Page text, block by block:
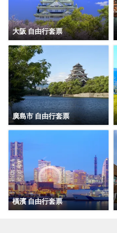
大阪 自由行套票
廣島市 自由行套票
橫濱 自由行套票